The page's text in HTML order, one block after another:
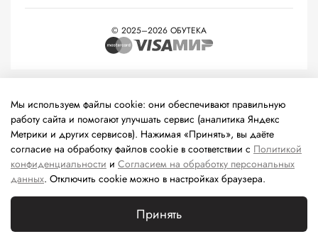
© 2025–2026 ОБУТЕКА
технологии
(информационные технологии предоставления
информации на основе сбора, систематизации и анализа
сведений, относящихся к предпочтениям пользователей сети
«Интернет», находящихся на территории Российской
Федерации).
Мы используем файлы cookie: они обеспечивают правильную
работу сайта и помогают улучшать сервис (аналитика Яндекс
Метрики и других сервисов). Нажимая «Принять», вы даёте
согласие на обработку файлов cookie в соответствии с Политикой
конфиденциальности и Согласием на обработку персональных
данных. Отключить cookie можно в настройках браузера.
Принять